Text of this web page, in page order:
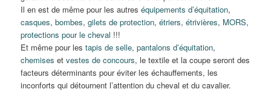
Il en est de même pour les autres équipements d’équitation,
casques,bombes,gilets de protection,étriers,étrivières, MORS,
protections pour le cheval !!!
Et même pour les tapis de selle,pantalons d’équitation,
chemises etvestes de concours, le textile et la coupe seront des
facteurs déterminants pour éviter les échauffements, les
inconforts qui détournent l’attention du cheval et du cavalier.